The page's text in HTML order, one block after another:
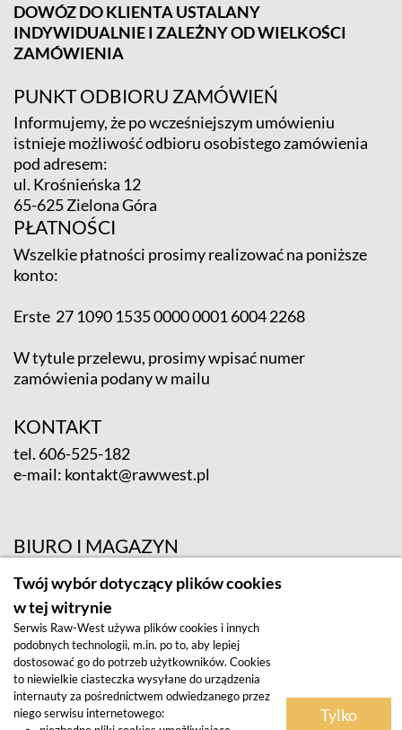
DOWÓZ DO KLIENTA USTALANY
INDYWIDUALNIE I ZALEŻNY OD WIELKOŚCI
ZAMÓWIENIA
PUNKT ODBIORU ZAMÓWIEŃ
Informujemy, że po wcześniejszym umówieniu
istnieje możliwość odbioru osobistego zamówienia
pod adresem:
ul. Krośnieńska 12
65-625 Zielona Góra
PŁATNOŚCI
Wszelkie płatności prosimy realizować na poniższe
konto:
Erste 27 1090 1535 0000 0001 6004 2268
W tytule przelewu, prosimy wpisać numer
zamówienia podany w mailu
KONTAKT
tel. 606-525-182
e-mail: kontakt@rawwest.pl
BIURO I MAGAZYN
ul. Krośnieńska 12; 65-625 Zielona Góra
Regulamin
Twój wybór dotyczący plików cookies
w tej witrynie
Serwis Raw-West używa plików cookies i innych
podobnych technologii, m.in. po to, aby lepiej
dostosować go do potrzeb użytkowników. Cookies
to niewielkie ciasteczka wysyłane do urządzenia
internauty za pośrednictwem odwiedzanego przez
niego serwisu internetowego:
Tylko